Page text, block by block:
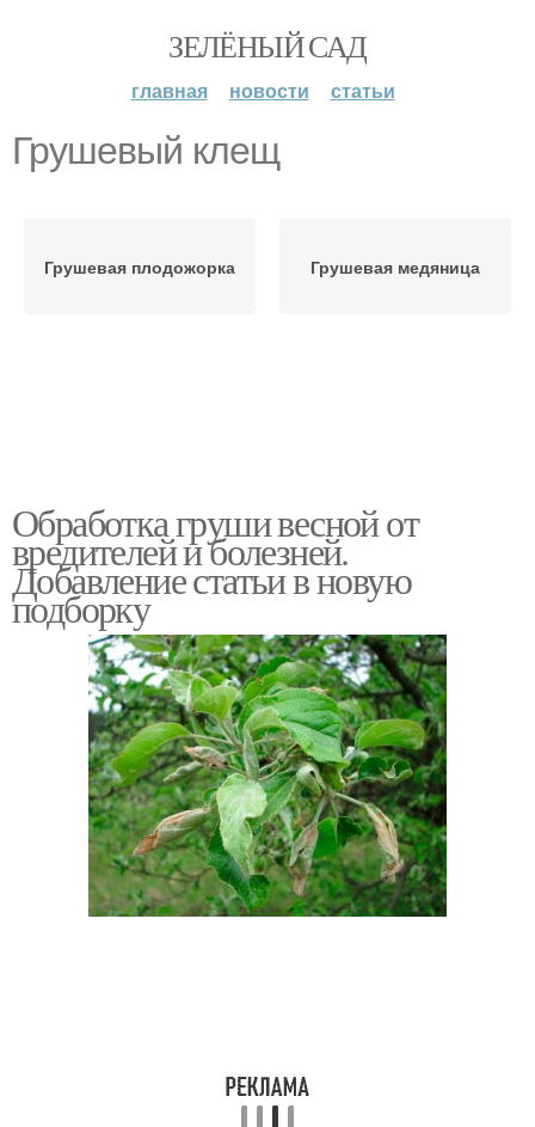
ЗЕЛЁНЫЙ САД
главная новости статьи
Грушевый клещ
Грушевая плодожорка Грушевая медяница
Обработка груши весной от
вредителей и болезней.
Добавление статьи в новую
подборку